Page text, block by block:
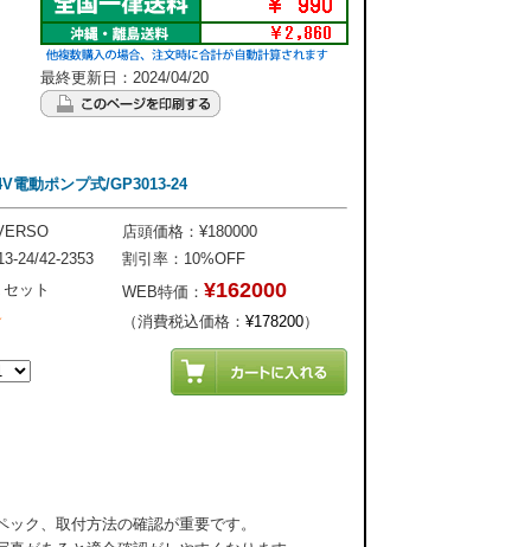
最終更新日：2024/04/20
電動ポンプ式/GP3013-24
店頭価格：¥180000
24/42-2353
割引率：10%OFF
ット
WEB特価： ¥162000
（消費税込価格： ¥178200）
ク、取付方法の確認が重要です。